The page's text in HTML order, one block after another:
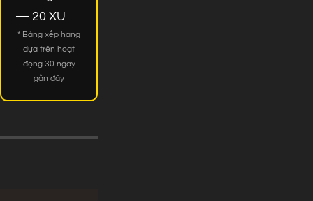
— 20 XU
* Bảng xếp hạng
dựa trên hoạt
động 30 ngày
gần đây